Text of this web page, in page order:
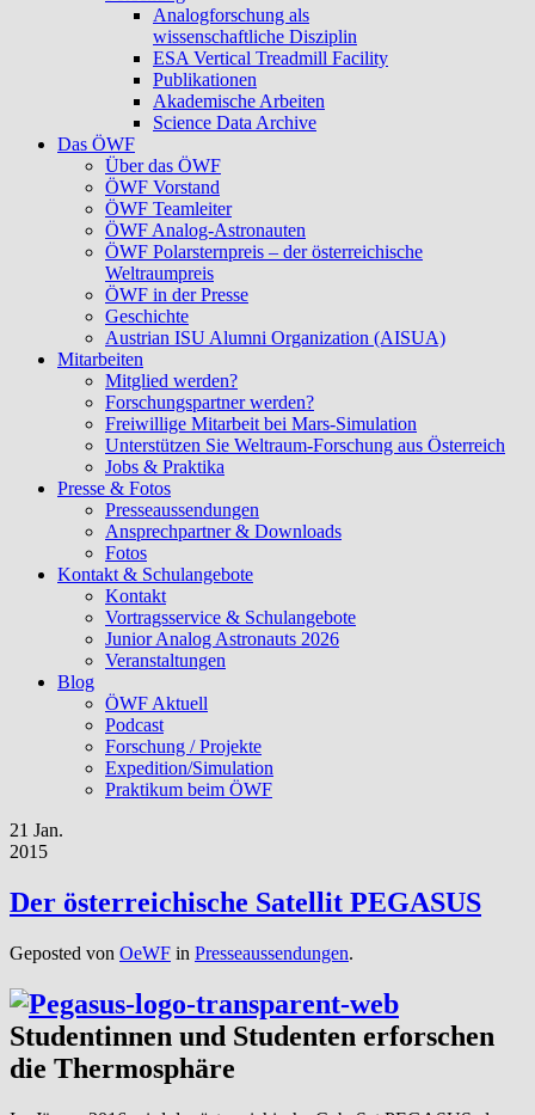
Analogforschung als
wissenschaftliche Disziplin
ESA Vertical Treadmill Facility
Publikationen
Akademische Arbeiten
Science Data Archive
Das ÖWF
Über das ÖWF
ÖWF Vorstand
ÖWF Teamleiter
ÖWF Analog-Astronauten
ÖWF Polarsternpreis – der österreichische
Weltraumpreis
ÖWF in der Presse
Geschichte
Austrian ISU Alumni Organization (AISUA)
Mitarbeiten
Mitglied werden?
Forschungspartner werden?
Freiwillige Mitarbeit bei Mars-Simulation
Unterstützen Sie Weltraum-Forschung aus Österreich
Jobs & Praktika
Presse & Fotos
Presseaussendungen
Ansprechpartner & Downloads
Fotos
Kontakt & Schulangebote
Kontakt
Vortragsservice & Schulangebote
Junior Analog Astronauts 2026
Veranstaltungen
Blog
ÖWF Aktuell
Podcast
Forschung / Projekte
Expedition/Simulation
Praktikum beim ÖWF
21 Jan.
2015
Der österreichische Satellit PEGASUS
Geposted von OeWF in Presseaussendungen.
Studentinnen und Studenten erforschen
die Thermosphäre